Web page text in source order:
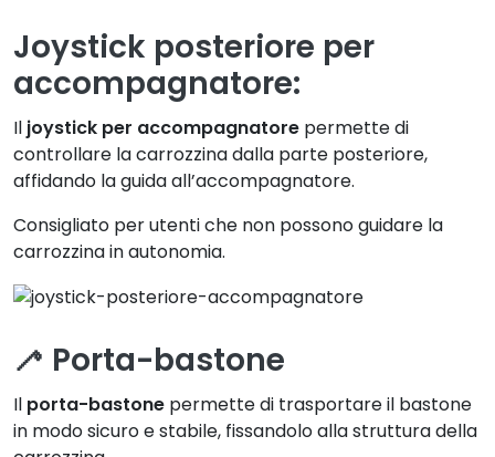
Joystick posteriore per
accompagnatore:
Il joystick per accompagnatore permette di
controllare la carrozzina dalla parte posteriore,
affidando la guida all’accompagnatore.
Consigliato per utenti che non possono guidare la
carrozzina in autonomia.
🦯 Porta-bastone
Il porta-bastone permette di trasportare il bastone
in modo sicuro e stabile, fissandolo alla struttura della